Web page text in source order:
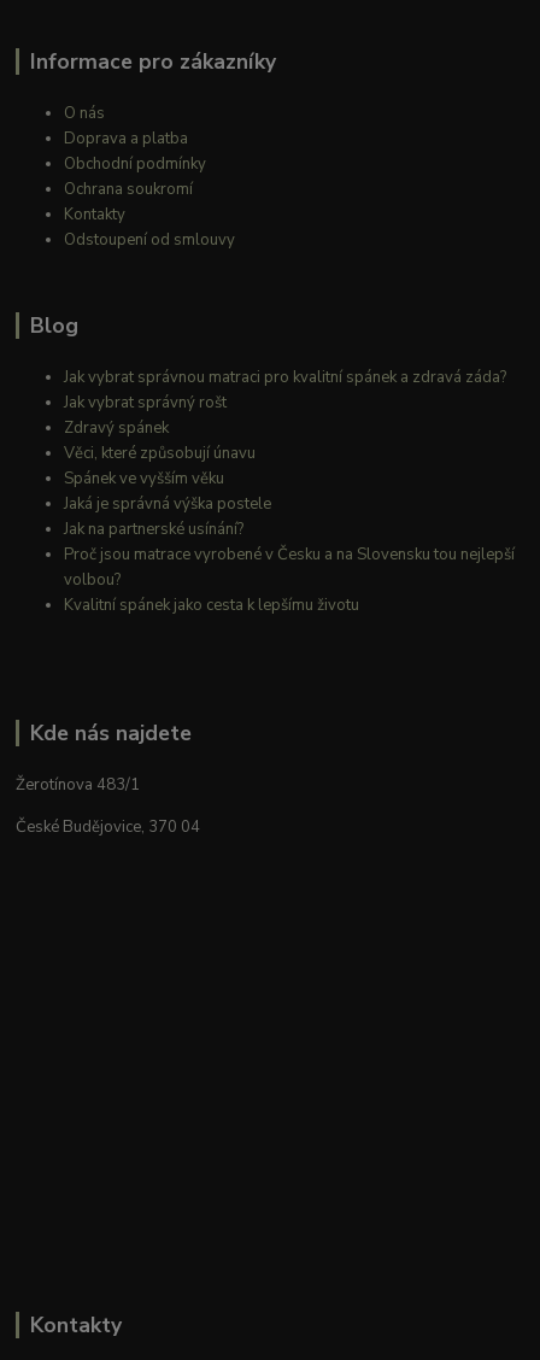
Informace pro zákazníky
O nás
Doprava a platba
Obchodní podmínky
Ochrana soukromí
Kontakty
Odstoupení od smlouvy
Blog
Jak vybrat správnou matraci pro kvalitní spánek a zdravá záda?
Jak vybrat správný rošt
Zdravý spánek
Věci, které způsobují únavu
Spánek ve vyšším věku
Jaká je správná výška postele
Jak na partnerské usínání?
Proč jsou matrace vyrobené v Česku a na Slovensku tou nejlepší
volbou?
Kvalitní spánek jako cesta k lepšímu životu
Kde nás najdete
Žerotínova 483/1
České Budějovice, 370 04
Kontakty